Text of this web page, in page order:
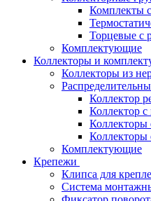
Комплекты
Торцевые с
Комплектующие
Коллекторы и
Коллекторы из
Коллектор
Коллектор с
Коллекторы
Комплектующие
Крепежи
Клипса для
Система